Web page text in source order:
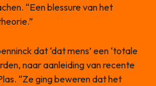
“Een blessure van het
dat ‘dat mens’ een ‘totale
naar aanleiding van recente
“Ze ging beweren dat het